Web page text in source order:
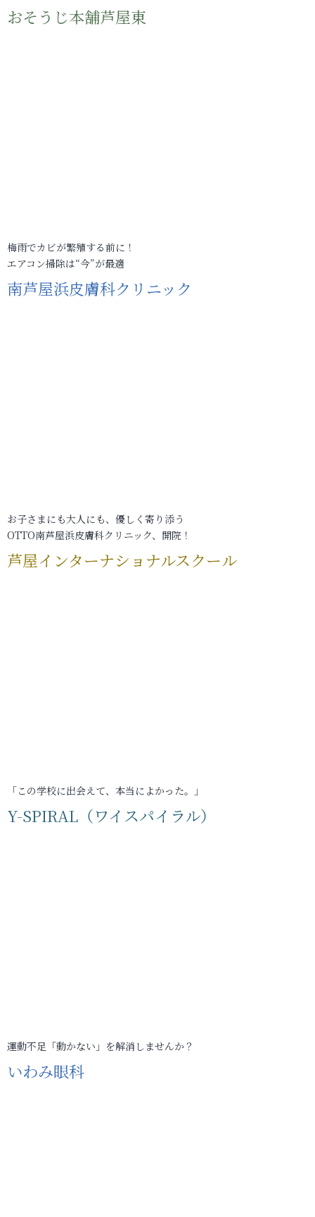
おそうじ本舗芦屋東
梅雨でカビが繁殖する前に！
エアコン掃除は“今”が最適
南芦屋浜皮膚科クリニック
お子さまにも大人にも、優しく寄り添う
OTTO南芦屋浜皮膚科クリニック、開院！
芦屋インターナショナルスクール
「この学校に出会えて、本当によかった。」
Y-SPIRAL（ワイスパイラル）
運動不足「動かない」を解消しませんか？
いわみ眼科